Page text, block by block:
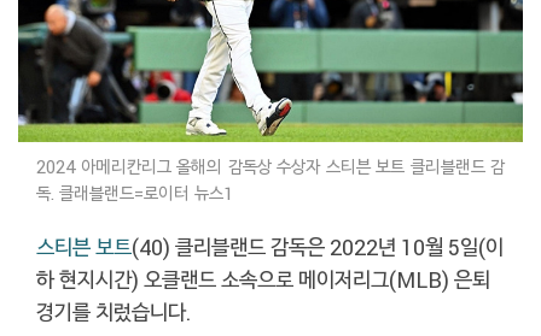
2024 아메리칸리그 올해의 감독상 수상자 스티븐 보트 클리블랜드 감
독. 클래블랜드=로이터 뉴스1
스티븐 보트(40) 클리블랜드 감독은 2022년 10월 5일(이
하 현지시간) 오클랜드 소속으로 메이저리그(MLB) 은퇴
경기를 치렀습니다.